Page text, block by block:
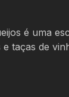
é uma
taças de